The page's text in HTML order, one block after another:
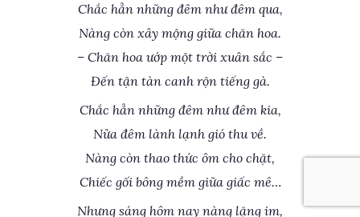
Chắc hẳn những đêm như đêm qua,
Nàng còn xây mộng giữa chăn hoa.
– Chăn hoa ướp một trời xuân sắc –
Đến tận tàn canh rộn tiếng gà.
Chắc hẳn những đêm như đêm kia,
Nửa đêm lành lạnh gió thu về.
Nàng còn thao thức ôm cho chặt,
Chiếc gối bông mềm giữa giấc mê…
Nhưng sáng hôm nay nàng lặng im,